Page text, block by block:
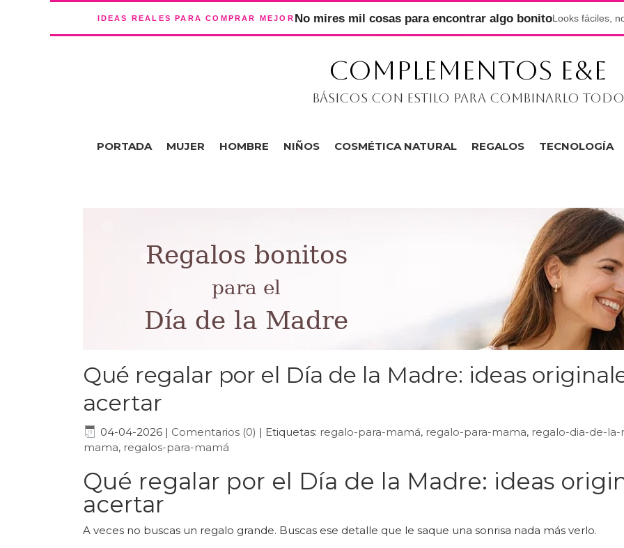
IDEAS REALES PARA COMPRAR MEJOR No mires mil cosas para encontrar algo bonitoLooks fáciles,
COMPLEMENTOS E&E
Básicos con estilo para combinarlo todo
PORTADA MUJER HOMBRE NIÑOS COSMÉTICA NATURAL REGALOS TECNOLOGÍA
Qué regalar por el Día de la Madre: ideas
acertar
04-04-2026| Comentarios (0) | Etiquetas: regalo-para-mamá, regalo-para-mama, regalo-dia-de-
mama, regalos-para-mamá
Qué regalar por el Día de la Madre: ideas
acertar
A veces no buscas un regalo grande. Buscas ese detalle que le saque una sonrisa nada más verlo.